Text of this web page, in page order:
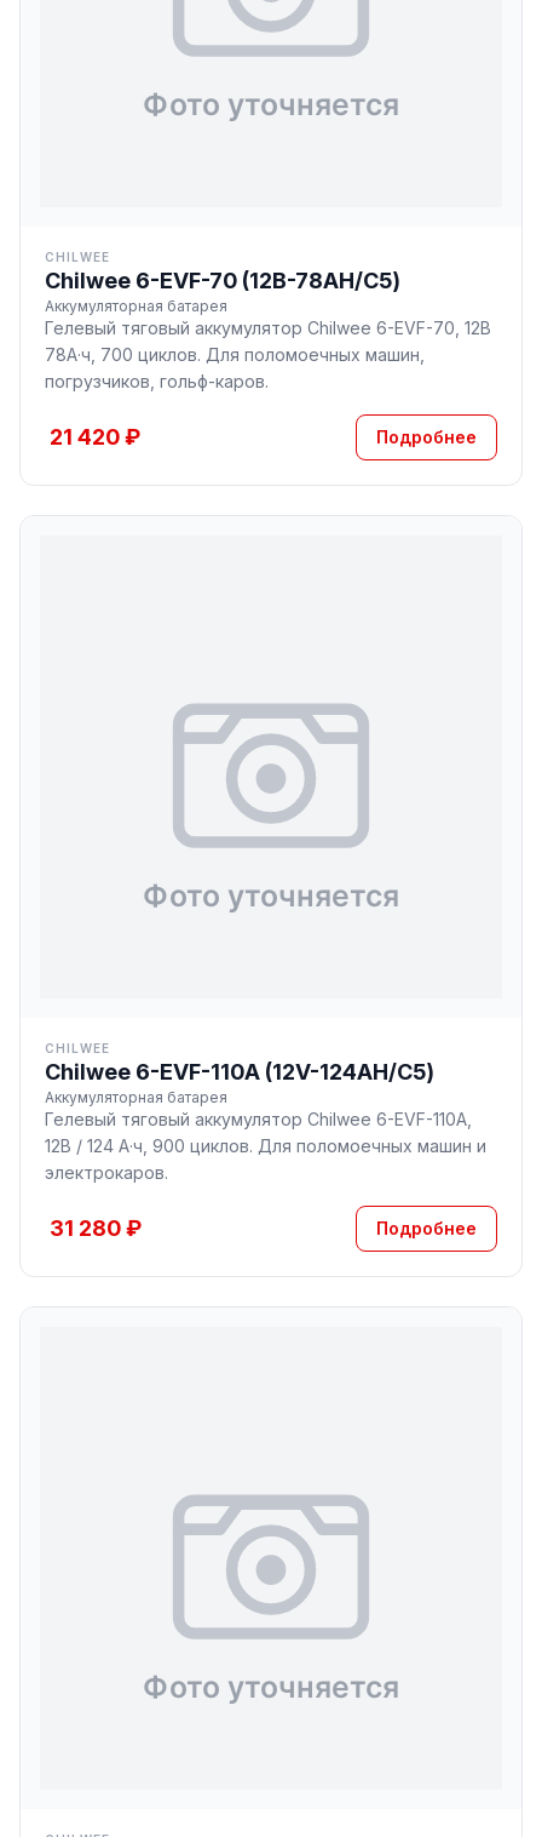
CHILWEE
Chilwee 6-EVF-70 (12В-78AH/С5)
Аккумуляторная батарея
Гелевый тяговый аккумулятор Chilwee 6-EVF-70, 12В
78А·ч, 700 циклов. Для поломоечных машин,
погрузчиков, гольф-каров.
21 420 ₽ Подробнее
CHILWEE
Chilwee 6-EVF-110A (12V-124AH/С5)
Аккумуляторная батарея
Гелевый тяговый аккумулятор Chilwee 6-EVF-110A,
12В / 124 А·ч, 900 циклов. Для поломоечных машин и
электрокаров.
31 280 ₽ Подробнее